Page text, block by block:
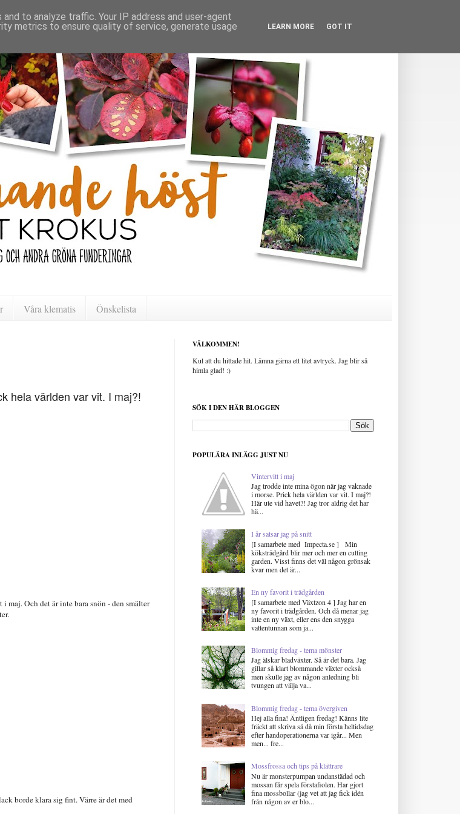
Våra klematis Önskelista
hela världen var vit. I maj?!
maj. Och det är inte bara snön - den smälter
borde klara sig fint. Värre är det med
VÄLKOMMEN!
Kul att du hittade hit. Lämna gärna ett litet avtryck. Jag blir så
himla glad! :)
SÖK I DEN HÄR BLOGGEN
POPULÄRA INLÄGG JUST NU
Vintervitt i maj
Jag trodde inte mina ögon när jag vaknade
i morse. Prick hela världen var vit. I maj?!
Här ute vid havet?! Jag tror aldrig det har
hä...
I år satsar jag på snitt
[I samarbete med Impecta.se ] Min
köksträdgård blir mer och mer en cutting
garden. Visst finns det väl någon grönsak
kvar men det är...
En ny favorit i trädgården
[I samarbete med Växtzon 4 ] Jag har en
ny favorit i trädgården. Och då menar jag
inte en ny växt, eller ens den snygga
vattentunnan som ja...
Blommig fredag - tema mönster
Jag älskar bladväxter. Så är det bara. Jag
gillar så klart blommande växter också
men skulle jag av någon anledning bli
tvungen att välja va...
Blommig fredag - tema övergiven
Hej alla fina! Äntligen fredag! Känns lite
fräckt att skriva så då min första heltidsdag
efter handoperationerna var igår... Men
men... fre...
Mossfrossa och tips på klättrare
Nu är monsterpumpan undanstädad och
mossan får spela förstafiolen. Har gjort
fina mossbollar (jag vet att jag fick idén
från någon av er blo...
to analyze traffic. Your IP address and user-agent
metrics to ensure quality of service, generate usage
LEARN MORE GOT IT